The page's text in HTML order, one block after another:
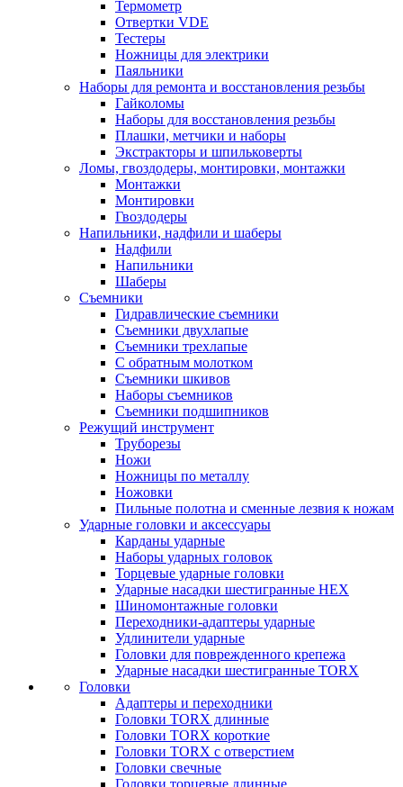
Термометр
Отвертки VDE
Тестеры
Ножницы для электрики
Паяльники
Наборы для ремонта и восстановления резьбы
Гайколомы
Наборы для восстановления резьбы
Плашки, метчики и наборы
Экстракторы и шпильковерты
Ломы, гвоздодеры, монтировки, монтажки
Монтажки
Монтировки
Гвоздодеры
Напильники, надфили и шаберы
Надфили
Напильники
Шаберы
Съемники
Гидравлические съемники
Съемники двухлапые
Съемники трехлапые
С обратным молотком
Съемники шкивов
Наборы съемников
Съемники подшипников
Режущий инструмент
Труборезы
Ножи
Ножницы по металлу
Ножовки
Пильные полотна и сменные лезвия к ножам
Ударные головки и аксессуары
Карданы ударные
Наборы ударных головок
Торцевые ударные головки
Ударные насадки шестигранные HEX
Шиномонтажные головки
Переходники-адаптеры ударные
Удлинители ударные
Головки для поврежденного крепежа
Ударные насадки шестигранные TORX
Головки
Адаптеры и переходники
Головки TORX длинные
Головки TORX короткие
Головки TORX с отверстием
Головки свечные
Головки торцевые длинные